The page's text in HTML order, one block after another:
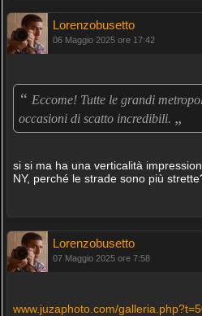
Lorenzobusetto
06 Maggio 2025 ore 17:42
“ Eccome! Tutte le grandi
occasioni di scatto incredibili. „
si si ma ha una verticalità
NY, perché le strade sono più
Lorenzobusetto
07 Maggio 2025 ore 7:58
www.juzaphoto.com/